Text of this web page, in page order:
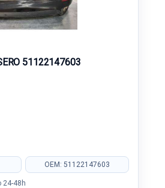
51122147603
OEM: 51122147603
24-48h